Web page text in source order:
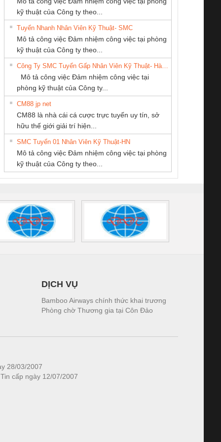
An Toàn
Contact
– PSR-
SCP-
FSP/2X1/1X2
sát chuỗi
tấm pin
16I+
(2502520000)
Bộ giám sát chuỗi
tấm pin
TRANSCLINIC 16I+
1K5 L (2433950000)
Bộ giám sát dòng
TRANSCLINIC 16I+
(2008130000)
điện TRANSCLINIC
BKE 1K5.4
(7791400879)2. Giá
Nẹp nhôm chống
trơn Đà Nẵng
TNHH TM QC
Miền
CÔNG TY TNHH
THƯƠNG MẠI
THIÊN ÂN VIỆT
NAM
CÔNG TY CP TỰ
HƯNG
TY CỔ
TỰ ĐỘNG
HƯNG
KINH DOANH
DỊCH VỤ XNK
PHƯƠNG NAM
company LTD
kỹ thuật của Công ty theo...
Tuyển Nhanh Nhân Viên Kỹ Thuật- SMC
Mô tả công việc Đảm nhiệm công việc tại phòng
kỹ thuật của Công ty theo...
Mô tả công việc Đảm nhiệm công việc tại
phòng kỹ thuật của Công ty...
CM88 jp net
CM88 là nhà cái cá cược trực tuyến uy tín, sở
hữu thế giới giải trí hiện...
SMC Tuyển 01 Nhân Viên Kỹ Thuật-HN
Mô tả công việc Đảm nhiệm công việc tại phòng
kỹ thuật của Công ty theo...
DỊCH VỤ
Bamboo Airways chính thức khai trương
Phòng chờ Thương gia tại Côn Đảo
28/03/2007
cấp ngày 12/07/2007